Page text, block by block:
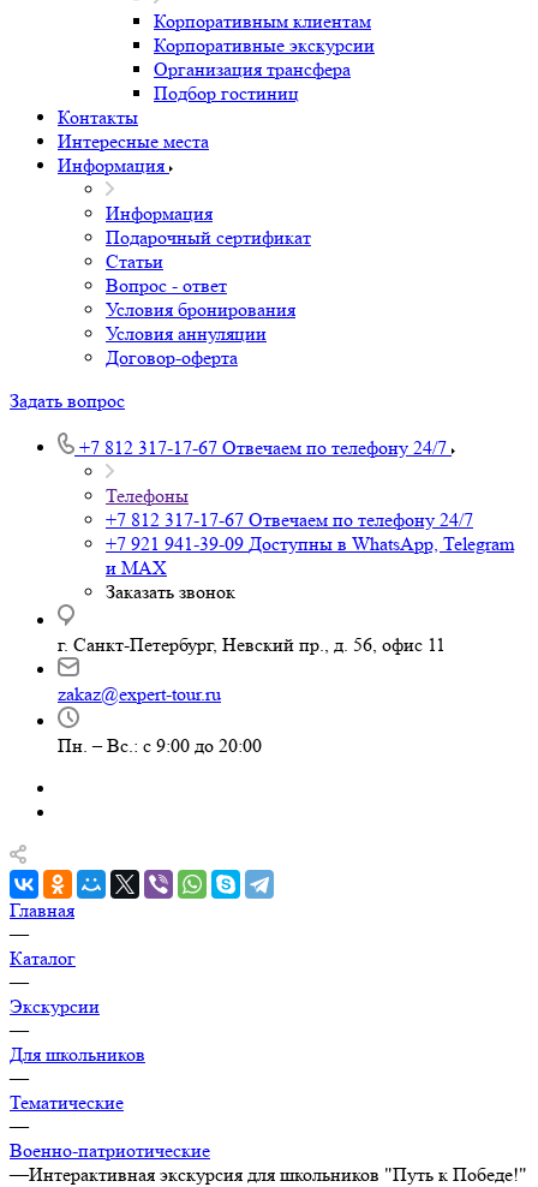
Корпоративным клиентам
Корпоративные экскурсии
Организация трансфера
Подбор гостиниц
Контакты
Интересные места
Информация
Информация
Подарочный сертификат
Статьи
Вопрос - ответ
Условия бронирования
Условия аннуляции
Договор-оферта
Задать вопрос
+7 812 317-17-67 Отвечаем по телефону 24/7
Телефоны
+7 812 317-17-67 Отвечаем по телефону 24/7
+7 921 941-39-09 Доступны в WhatsApp, Telegram
и MAX
Заказать звонок
г. Санкт-Петербург, Невский пр., д. 56, офис 11
zakaz@expert-tour.ru
Пн. – Вс.: с 9:00 до 20:00
Главная
—
Каталог
—
Экскурсии
—
Для школьников
—
Тематические
—
Военно-патриотические
—Интерактивная экскурсия для школьников "Путь к Победе!"